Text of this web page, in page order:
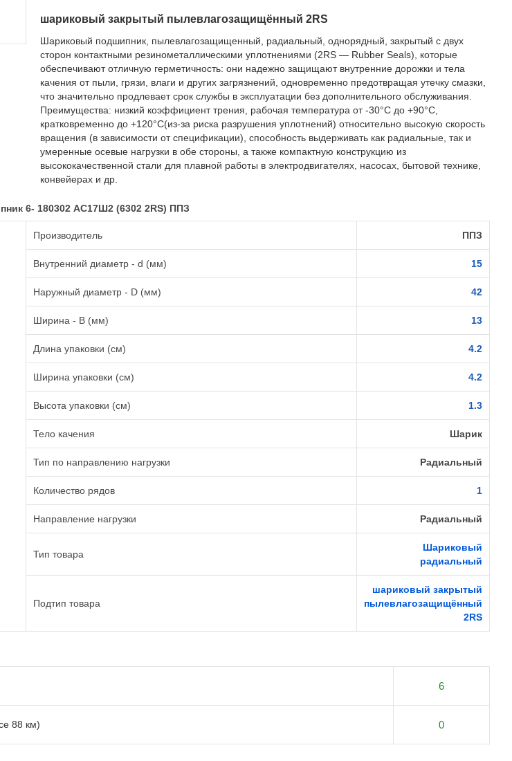
шариковый закрытый пылевлагозащищённый 2RS
Шариковый подшипник, пылевлагозащищенный, радиальный, однорядный, закрытый с двух
сторон контактными резинометаллическими уплотнениями (2RS — Rubber Seals), которые
обеспечивают отличную герметичность: они надежно защищают внутренние дорожки и тела
качения от пыли, грязи, влаги и других загрязнений, одновременно предотвращая утечку смазки,
что значительно продлевает срок службы в эксплуатации без дополнительного обслуживания.
Преимущества: низкий коэффициент трения, рабочая температура от -30°C до +90°C,
кратковременно до +120°C(из-за риска разрушения уплотнений) относительно высокую скорость
вращения (в зависимости от спецификации), способность выдерживать как радиальные, так и
умеренные осевые нагрузки в обе стороны, а также компактную конструкцию из
высококачественной стали для плавной работы в электродвигателях, насосах, бытовой технике,
конвейерах и др.
6- 180302 АС17Ш2 (6302 2RS) ППЗ
Производитель ППЗ
Внутренний диаметр - d (мм) 15
Наружный диаметр - D (мм) 42
Ширина - B (мм) 13
Длина упаковки (см) 4.2
Ширина упаковки (см) 4.2
Высота упаковки (см) 1.3
Тело качения Шарик
Тип по направлению нагрузки Радиальный
Количество рядов 1
Направление нагрузки Радиальный
Тип товара
Шариковый
радиальный
Подтип товара
шариковый закрытый
пылевлагозащищённый
2RS
6
88 км) 0